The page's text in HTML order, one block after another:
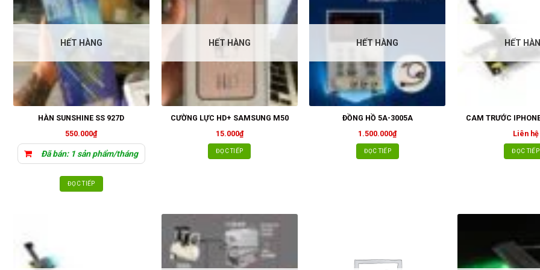
HẾT HÀNG
HÀN SUNSHINE SS 927D
550.000₫
Đã bán: 1 sản phẩm/tháng
ĐỌC TIẾP
HẾT HÀNG
CƯỜNG LỰC HD+ SAMSUNG M50
15.000₫
ĐỌC TIẾP
HẾT HÀNG
ĐỒNG HỒ 5A-3005A
1.500.000₫
ĐỌC TIẾP
HẾT
CAM TRƯỚC
Liên hệ
ĐỌC TIẾP